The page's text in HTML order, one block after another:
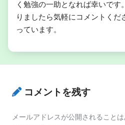
く勉強の一助となれば幸いです
りましたら気軽にコメントくだ
っています。
コメントを残す
メールアドレスが公開されることは